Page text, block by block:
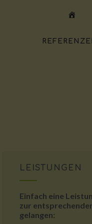
LEISTUNGEN
Einfach eine
zur
gelangen: